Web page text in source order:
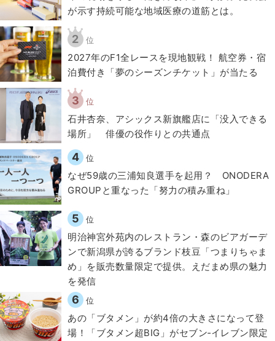
が示す持続可能な地域医療の道筋とは。
2 位
2027年のF1全レースを現地観戦！ 航空券・宿
泊費付き「夢のシーズンチケット」が当たる
3 位
石井杏奈、アシックス新旗艦店に「没入できる
場所」 俳優の役作りとの共通点
4 位
なぜ59歳の三浦知良選手を起用？ ONODERA
GROUPと重なった「努力の積み重ね」
5 位
明治神宮外苑内のレストラン・森のビアガーデ
ンで新潟県が誇るブランド枝豆「つまりちゃま
め」を販売数量限定で提供。えだまめ県の魅力
を発信
6 位
あの「ブタメン」が約4倍の大きさになって登
場！「ブタメン超BIG」がセブン‐イレブン限定